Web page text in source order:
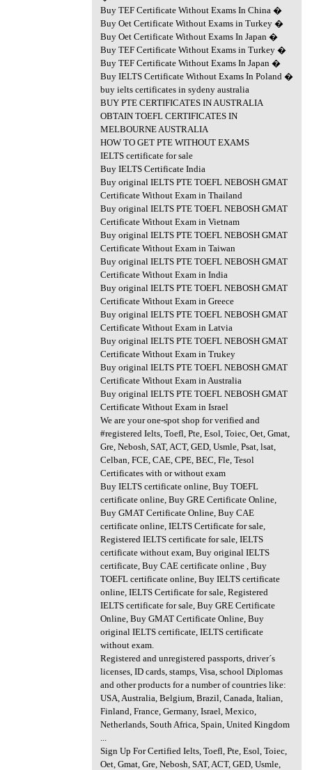
Buy TEF Certificate Without Exams In China �
Buy Oet Certificate Without Exams in Turkey �
Buy Oet Certificate Without Exams In Japan �
Buy TEF Certificate Without Exams in Turkey �
Buy TEF Certificate Without Exams In Japan �
Buy IELTS Certificate Without Exams In Poland �
buy ielts certificates in sydeny australia
BUY PTE CERTIFICATES IN AUSTRALIA
OBTAIN TOEFL CERTIFICATES IN
MELBOURNE AUSTRALIA
HOW TO GET PTE WITHOUT EXAMS
IELTS certificate for sale
Buy IELTS Certificate India
Buy original IELTS PTE TOEFL NEBOSH GMAT
Certificate Without Exam in Thailand
Buy original IELTS PTE TOEFL NEBOSH GMAT
Certificate Without Exam in Vietnam
Buy original IELTS PTE TOEFL NEBOSH GMAT
Certificate Without Exam in Taiwan
Buy original IELTS PTE TOEFL NEBOSH GMAT
Certificate Without Exam in India
Buy original IELTS PTE TOEFL NEBOSH GMAT
Certificate Without Exam in Greece
Buy original IELTS PTE TOEFL NEBOSH GMAT
Certificate Without Exam in Latvia
Buy original IELTS PTE TOEFL NEBOSH GMAT
Certificate Without Exam in Trukey
Buy original IELTS PTE TOEFL NEBOSH GMAT
Certificate Without Exam in Australia
Buy original IELTS PTE TOEFL NEBOSH GMAT
Certificate Without Exam in Israel
We are your one-spot shop for verified and
#registered Ielts, Toefl, Pte, Esol, Toiec, Oet, Gmat,
Gre, Nebosh, SAT, ACT, GED, Usmle, Psat, lsat,
Celban, FCE, CAE, CPE, BEC, Fle, Tesol
Certificates with or without exam
Buy IELTS certificate online, Buy TOEFL
certificate online, Buy GRE Certificate Online,
Buy GMAT Certificate Online, Buy CAE
certificate online, IELTS Certificate for sale,
Registered IELTS certificate for sale, IELTS
certificate without exam, Buy original IELTS
certificate, Buy CAE certificate online , Buy
TOEFL certificate online, Buy IELTS certificate
online, IELTS Certificate for sale, Registered
IELTS certificate for sale, Buy GRE Certificate
Online, Buy GMAT Certificate Online, Buy
original IELTS certificate, IELTS certificate
without exam.
Registered and unregistered passports, driver´s
licenses, ID cards, stamps, Visa, school Diplomas
and other products for a number of countries like:
USA, Australia, Belgium, Brazil, Canada, Italian,
Finland, France, Germany, Israel, Mexico,
Netherlands, South Africa, Spain, United Kingdom
Sign Up For Certified Ielts, Toefl, Pte, Esol, Toiec,
Oet, Gmat, Gre, Nebosh, SAT, ACT, GED, Usmle,